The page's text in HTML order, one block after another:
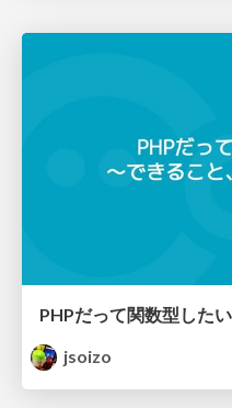
jsoizo